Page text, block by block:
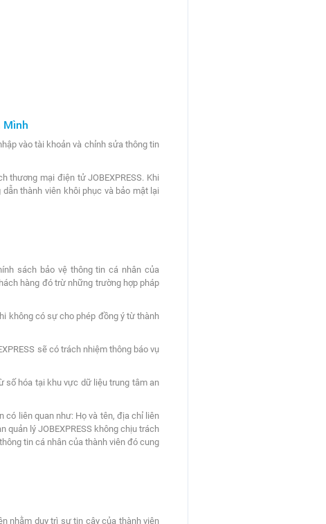
Mình
vào tài khoản và chỉnh sửa thông tin
thương mại điện tử JOBEXPRESS. Khi
thành viên khôi phục và bảo mật lại
sách bảo vệ thông tin cá nhân của
hàng đó trừ những trường hợp pháp
không có sự cho phép đồng ý từ thành
sẽ có trách nhiệm thông báo vụ
số hóa tại khu vực dữ liệu trung tâm an
có liên quan như: Họ và tên, địa chỉ liên
quản lý JOBEXPRESS không chịu trách
tin cá nhân của thành viên đó cung
nhằm duy trì sự tin cậy của thành viên